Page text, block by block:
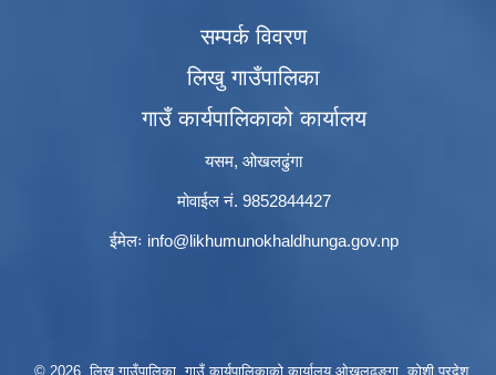
सम्पर्क विवरण
लिखु गाउँपालिका
गाउँ कार्यपालिकाको कार्यालय
यसम, ओखलढुंगा
मोवाईल नं. 9852844427
ईमेलः info@likhumunokhaldhunga.gov.np
© 2026 लिखु गाउँपालिका, गाउँ कार्यपालिकाको कार्यालय ओखलढुङ्गा, कोशी प्रदेश,